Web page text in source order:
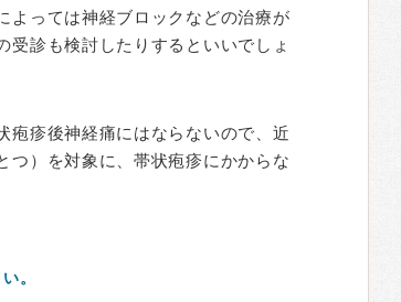
よっては神経ブロックなどの治療が
診も検討したりするといいでしょ
疱疹後神経痛にはならないので、近
つ）を対象に、帯状疱疹にかからな
。